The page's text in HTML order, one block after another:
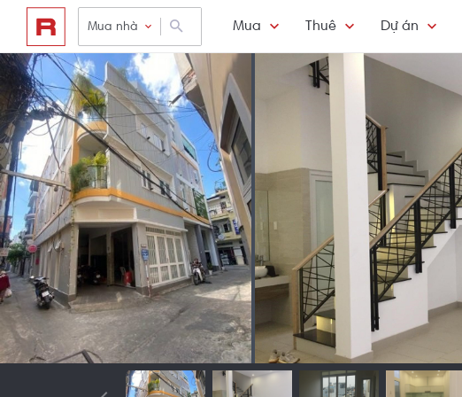
Mua nhà Mua Thuê Dự án